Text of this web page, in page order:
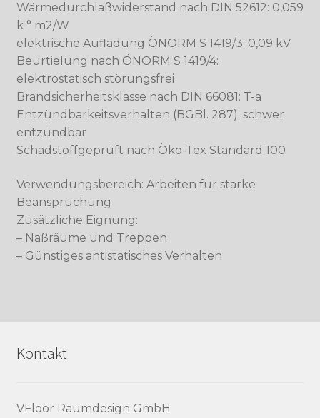
Wärmedurchlaßwiderstand nach DIN 52612: 0,059
k ° m2/W
elektrische Aufladung ÖNORM S 1419/3: 0,09 kV
Beurtielung nach ÖNORM S 1419/4:
elektrostatisch störungsfrei
Brandsicherheitsklasse nach DIN 66081: T-a
Entzündbarkeitsverhalten (BGBl. 287): schwer
entzündbar
Schadstoffgeprüft nach Öko-Tex Standard 100
Verwendungsbereich: Arbeiten für starke
Beanspruchung
Zusätzliche Eignung:
– Naßräume und Treppen
– Günstiges antistatisches Verhalten
Kontakt
VFloor Raumdesign GmbH